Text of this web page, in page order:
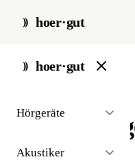
hoer·gut
hoer·gut
Hörgeräte
Akustiker
start / akustiker / hamburg
KIND
Co. KG